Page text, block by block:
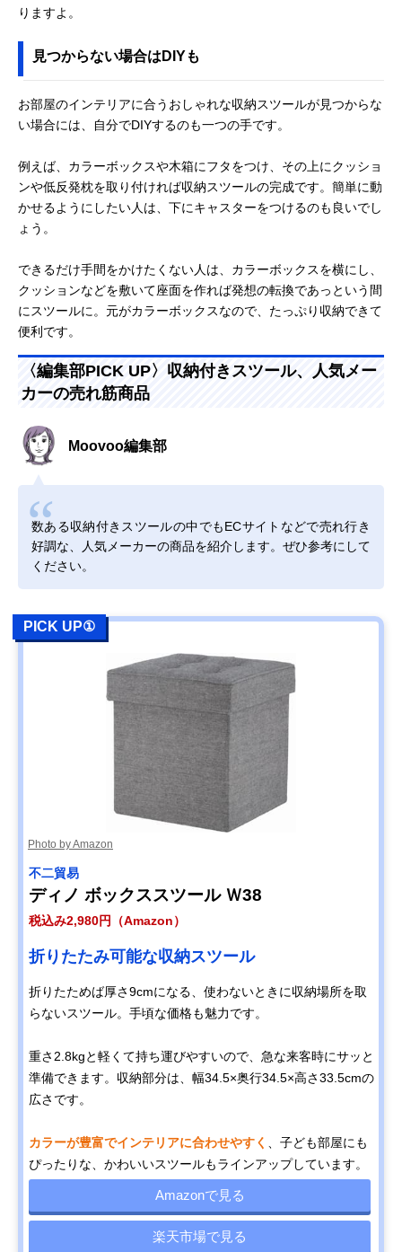
りますよ。
見つからない場合はDIYも
お部屋のインテリアに合うおしゃれな収納スツールが見つからな
い場合には、自分でDIYするのも一つの手です。
例えば、カラーボックスや木箱にフタをつけ、その上にクッショ
ンや低反発枕を取り付ければ収納スツールの完成です。簡単に動
かせるようにしたい人は、下にキャスターをつけるのも良いでし
ょう。
できるだけ手間をかけたくない人は、カラーボックスを横にし、
クッションなどを敷いて座面を作れば発想の転換であっという間
にスツールに。元がカラーボックスなので、たっぷり収納できて
便利です。
〈編集部PICK UP〉収納付きスツール、人気メー
カーの売れ筋商品
Moovoo編集部
数ある収納付きスツールの中でもECサイトなどで売れ行き
好調な、人気メーカーの商品を紹介します。ぜひ参考にして
ください。
PICK UP①
Photo by Amazon
不二貿易
ディノ ボックススツール Ｗ38
税込み2,980円（Amazon）
折りたたみ可能な収納スツール
折りたためば厚さ9cmになる、使わないときに収納場所を取
らないスツール。手頃な価格も魅力です。
重さ2.8kgと軽くて持ち運びやすいので、急な来客時にサッと
準備できます。収納部分は、幅34.5×奥行34.5×高さ33.5cmの
広さです。
カラーが豊富でインテリアに合わせやすく
、子ども部屋にも
ぴったりな、かわいいスツールもラインアップしています。
Amazonで見る
楽天市場で見る